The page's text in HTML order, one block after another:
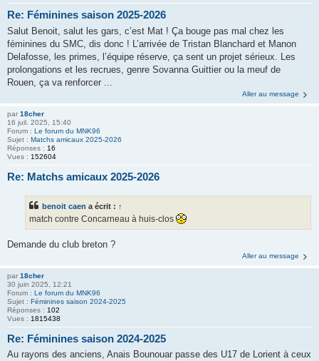
Re: Féminines saison 2025-2026
Salut Benoit, salut les gars, c’est Mat ! Ça bouge pas mal chez les
féminines du SMC, dis donc ! L’arrivée de Tristan Blanchard et Manon
Delafosse, les primes, l’équipe réserve, ça sent un projet sérieux. Les
prolongations et les recrues, genre Sovanna Guittier ou la meuf de
Rouen, ça va renforcer ...
Aller au message
par 18cher
16 juil. 2025, 15:40
Forum : Le forum du MNK96
Sujet : Matchs amicaux 2025-2026
Réponses : 16
Vues : 152604
Re: Matchs amicaux 2025-2026
benoit caen a écrit : ↑
match contre Concarneau à huis-clos
Demande du club breton ?
Aller au message
par 18cher
30 juin 2025, 12:21
Forum : Le forum du MNK96
Sujet : Féminines saison 2024-2025
Réponses : 102
Vues : 1815438
Re: Féminines saison 2024-2025
Au rayons des anciens, Anais Bounouar passe des U17 de Lorient à ceux